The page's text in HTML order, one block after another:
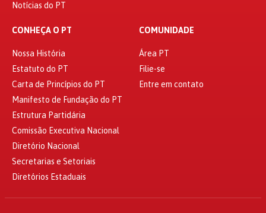
Notícias do PT
CONHEÇA O PT
Nossa História
Estatuto do PT
Carta de Princípios do PT
Manifesto de Fundação do PT
Estrutura Partidária
Comissão Executiva Nacional
Diretório Nacional
Secretarias e Setoriais
Diretórios Estaduais
COMUNIDADE
Área PT
Filie-se
Entre em contato